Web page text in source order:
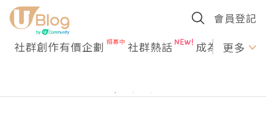
會員登記
社群創作有價企劃 社群熱話 成為U更多